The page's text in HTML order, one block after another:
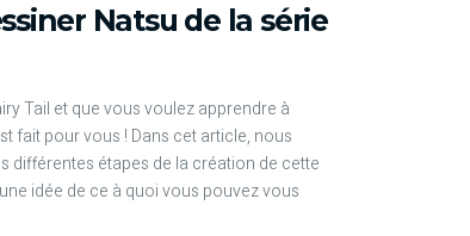
Natsu de la série
Tail et que vous voulez apprendre à
fait pour vous ! Dans cet article, nous
différentes étapes de la création de cette
idée de ce à quoi vous pouvez vous